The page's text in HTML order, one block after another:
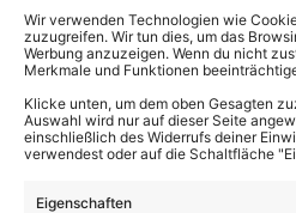
Wir verwenden Technologien wie
zuzugreifen. Wir tun dies, um das
Werbung anzuzeigen. Wenn du nicht
Merkmale und Funktionen
Klicke unten, um dem oben Gesagten
Auswahl wird nur auf dieser Seite
einschließlich des Widerrufs deiner
verwendest oder auf die Schaltfläche
Eigenschaften
ZDF-
Ausgabe:
beim Motto